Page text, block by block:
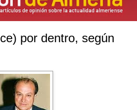
por dentro, según